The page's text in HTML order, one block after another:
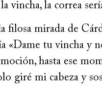
vincha, la correa
mirada de
«Dame tu vincha y
hasta ese
giré mi cabeza y